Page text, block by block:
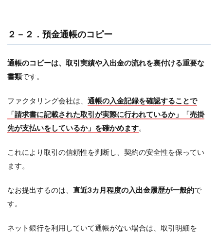
２－２．預金通帳のコピー
通帳のコピーは、取引実績や入出金の流れを裏付ける重要な
書類です。
ファクタリング会社は、 通帳の入金記録を確認することで
「請求書に記載された取引が実際に行われているか」「売掛
先が支払いをしているか」を確かめます。
これにより取引の信頼性を判断し、契約の安全性を保ってい
ます。
なお提出するのは、 直近3カ月程度の入出金履歴が一般的で
す。
ネット銀行を利用していて通帳がない場合は、取引明細を